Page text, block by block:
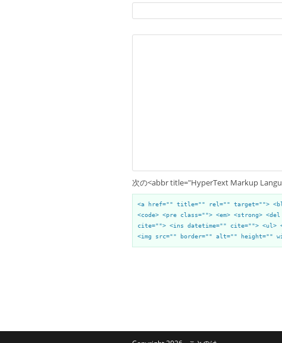
次の<abbr title="HyperText Markup
<a href="" title="" rel="" target="">
<code> <pre class=""> <em> <strong>
cite=""> <ins datetime="" cite="">
<img src="" border="" alt="" height=""